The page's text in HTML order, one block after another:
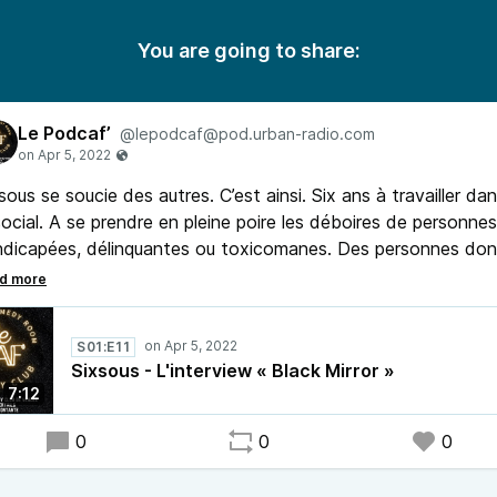
You are going to share:
Le Podcaf’ @lepodcaf@pod.urban-radio.com
se soucie des autres. C’est ainsi. Six ans à travailler
A se prendre en pleine poire les déboires de personnes
délinquantes ou toxicomanes. Des personnes
ne veut. Sixsous se soucie des autres. C’est ainsi.
il préfère se saisir de l’humour pour avancer. Puiser
indignations pour tenter de nous sortir de notre
maintenir éveillés. Le Podcaf’ de Sixsous, c’est
parti !
7:12
S01:E11
Sixsous - L'interview « Black Mirror »
0 0 0